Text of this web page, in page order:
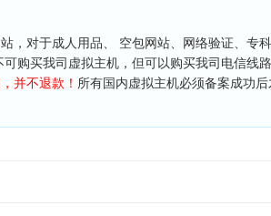
，对于成人用品、 空包网站、网络验证、专
购买我司虚拟主机，但可以购买我司电信线
并不退款！ 所有国内虚拟主机必须备案成功后